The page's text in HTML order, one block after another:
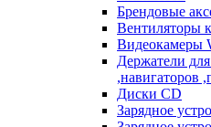
Брендовые
Вентиляторы
Видеокамеры
Держатели
,навигаторов
Диски CD
Зарядное